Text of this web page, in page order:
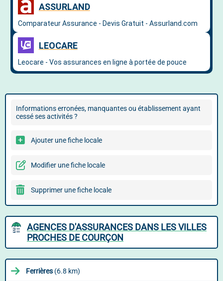
Informations erronées, manquantes ou établissement ayant
cessé ses activités ?
Ajouter une fiche locale
Modifier une fiche locale
Supprimer une fiche locale
AGENCES D'ASSURANCES DANS LES VILLES
PROCHES DE COURÇON
Ferrières (6.8 km)